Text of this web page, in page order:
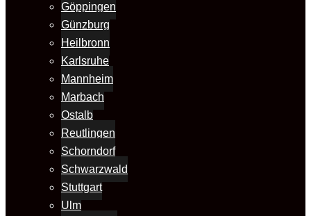
Göppingen
Günzburg
Heilbronn
Karlsruhe
Mannheim
Marbach
Ostalb
Reutlingen
Schorndorf
Schwarzwald
Stuttgart
Ulm